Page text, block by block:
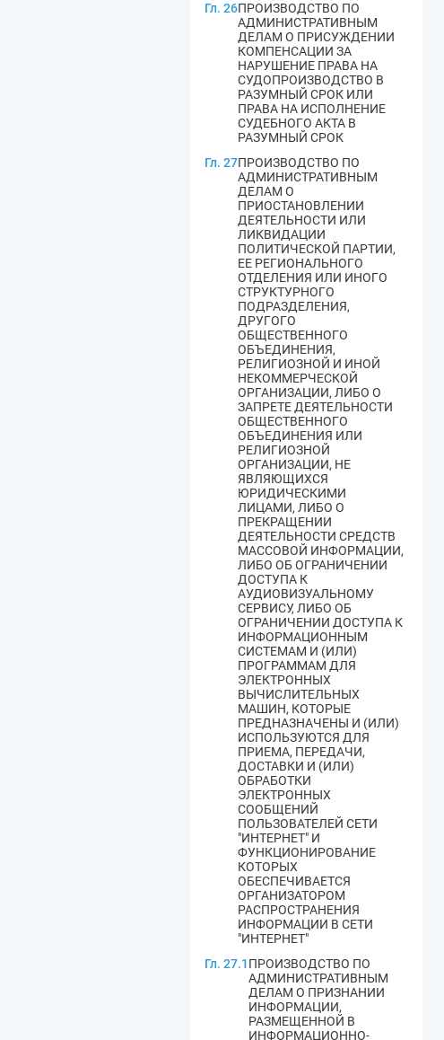
Гл. 26ПРОИЗВОДСТВО ПО
АДМИНИСТРАТИВНЫМ
ДЕЛАМ О ПРИСУЖДЕНИИ
КОМПЕНСАЦИИ ЗА
НАРУШЕНИЕ ПРАВА НА
СУДОПРОИЗВОДСТВО В
РАЗУМНЫЙ СРОК ИЛИ
ПРАВА НА ИСПОЛНЕНИЕ
СУДЕБНОГО АКТА В
РАЗУМНЫЙ СРОК
Гл. 27ПРОИЗВОДСТВО ПО
АДМИНИСТРАТИВНЫМ
ДЕЛАМ О
ПРИОСТАНОВЛЕНИИ
ДЕЯТЕЛЬНОСТИ ИЛИ
ЛИКВИДАЦИИ
ПОЛИТИЧЕСКОЙ ПАРТИИ,
ЕЕ РЕГИОНАЛЬНОГО
ОТДЕЛЕНИЯ ИЛИ ИНОГО
СТРУКТУРНОГО
ПОДРАЗДЕЛЕНИЯ,
ДРУГОГО
ОБЩЕСТВЕННОГО
ОБЪЕДИНЕНИЯ,
РЕЛИГИОЗНОЙ И ИНОЙ
НЕКОММЕРЧЕСКОЙ
ОРГАНИЗАЦИИ, ЛИБО О
ЗАПРЕТЕ ДЕЯТЕЛЬНОСТИ
ОБЩЕСТВЕННОГО
ОБЪЕДИНЕНИЯ ИЛИ
РЕЛИГИОЗНОЙ
ОРГАНИЗАЦИИ, НЕ
ЯВЛЯЮЩИХСЯ
ЮРИДИЧЕСКИМИ
ЛИЦАМИ, ЛИБО О
ПРЕКРАЩЕНИИ
ДЕЯТЕЛЬНОСТИ СРЕДСТВ
МАССОВОЙ ИНФОРМАЦИИ,
ЛИБО ОБ ОГРАНИЧЕНИИ
ДОСТУПА К
АУДИОВИЗУАЛЬНОМУ
СЕРВИСУ, ЛИБО ОБ
ОГРАНИЧЕНИИ ДОСТУПА К
ИНФОРМАЦИОННЫМ
СИСТЕМАМ И (ИЛИ)
ПРОГРАММАМ ДЛЯ
ЭЛЕКТРОННЫХ
ВЫЧИСЛИТЕЛЬНЫХ
МАШИН, КОТОРЫЕ
ПРЕДНАЗНАЧЕНЫ И (ИЛИ)
ИСПОЛЬЗУЮТСЯ ДЛЯ
ПРИЕМА, ПЕРЕДАЧИ,
ДОСТАВКИ И (ИЛИ)
ОБРАБОТКИ
ЭЛЕКТРОННЫХ
СООБЩЕНИЙ
ПОЛЬЗОВАТЕЛЕЙ СЕТИ
"ИНТЕРНЕТ" И
ФУНКЦИОНИРОВАНИЕ
КОТОРЫХ
ОБЕСПЕЧИВАЕТСЯ
ОРГАНИЗАТОРОМ
РАСПРОСТРАНЕНИЯ
ИНФОРМАЦИИ В СЕТИ
"ИНТЕРНЕТ"
Гл. 27.1ПРОИЗВОДСТВО ПО
АДМИНИСТРАТИВНЫМ
ДЕЛАМ О ПРИЗНАНИИ
ИНФОРМАЦИИ,
РАЗМЕЩЕННОЙ В
ИНФОРМАЦИОННО-